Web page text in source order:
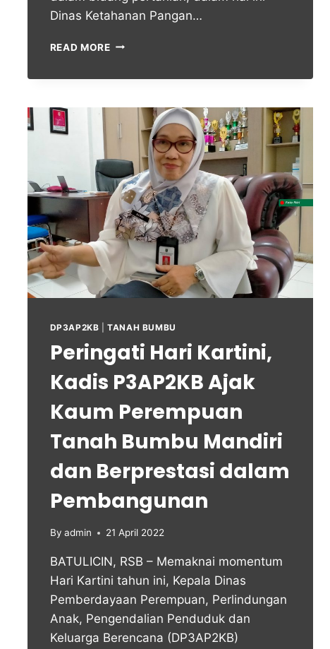
Dinas Ketahanan Pangan…
READ MORE
DP3AP2KB |TANAH BUMBU
Peringati Hari Kartini,
Kadis P3AP2KB Ajak
Kaum Perempuan
Tanah Bumbu Mandiri
dan Berprestasi dalam
Pembangunan
By admin 21 April 2022
BATULICIN, RSB – Memaknai momentum
Hari Kartini tahun ini, Kepala Dinas
Pemberdayaan Perempuan, Perlindungan
Anak, Pengendalian Penduduk dan
Keluarga Berencana (DP3AP2KB)